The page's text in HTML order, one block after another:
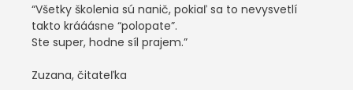
“Všetky školenia sú nanič, pokiaľ sa to nevysvetlí
takto krááásne “polopate”.
Ste super, hodne síl prajem.”
Zuzana, čitateľka